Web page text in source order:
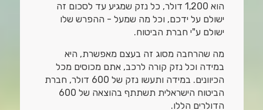
הוא 1,200 דולר, כל נזק שמגיע עד לסכום זה
ישולם על ידכם, וכל מה שמעל - ההפרש שלו
ישולם ע"י חברת הביטוח.
מה שהרחבה מסוג זה בעצם מאפשרת, היא
במידה וכל נזק קורה לרכב, אתם מכוסים מכל
הכיוונים. במידה ותעשו נזק של 600 דולר, חברת
הביטוח הישראלית תשתתף בהוצאה של 600
הדולרים הללו.